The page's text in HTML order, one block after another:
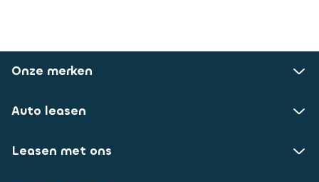
Onze merken
Auto leasen
Leasen met ons